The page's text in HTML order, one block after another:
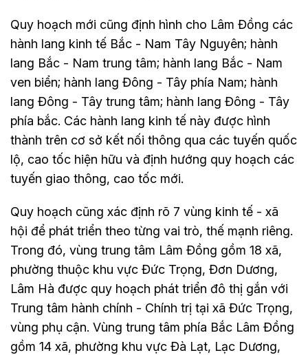
Quy hoạch mới cũng định hình cho Lâm Đồng các
hành lang kinh tế Bắc - Nam Tây Nguyên; hành
lang Bắc - Nam trung tâm; hành lang Bắc - Nam
ven biển; hành lang Đông - Tây phía Nam; hành
lang Đông - Tây trung tâm; hành lang Đông - Tây
phía bắc. Các hành lang kinh tế này được hình
thành trên cơ sở kết nối thông qua các tuyến quốc
lộ, cao tốc hiện hữu và định hướng quy hoạch các
tuyến giao thông, cao tốc mới.
Quy hoạch cũng xác định rõ 7 vùng kinh tế - xã
hội để phát triển theo từng vai trò, thế mạnh riêng.
Trong đó, vùng trung tâm Lâm Đồng gồm 18 xã,
phường thuộc khu vực Đức Trọng, Đơn Dương,
Lâm Hà được quy hoạch phát triển đô thị gắn với
Trung tâm hành chính - Chính trị tại xã Đức Trọng,
vùng phụ cận. Vùng trung tâm phía Bắc Lâm Đồng
gồm 14 xã, phường khu vực Đà Lạt, Lạc Dương,